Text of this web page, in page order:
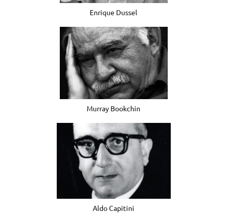
Enrique Dussel
Murray Bookchin
Aldo Capitini